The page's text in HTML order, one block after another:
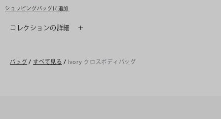
ショッピングバッグに追加
コレクションの詳細
バッグ / すべて見る / Ivory クロスボディバッグ